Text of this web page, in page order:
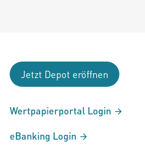
Jetzt Depot eröffnen
Wertpapierportal Login
eBanking Login